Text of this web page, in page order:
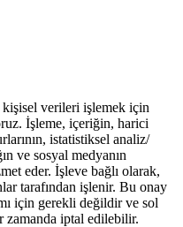
verileri işlemek için
İşleme, içeriğin, harici
istatistiksel analiz/
ve sosyal medyanın
eder. İşleve bağlı olarak,
tarafından işlenir. Bu onay
için gerekli değildir ve sol
zamanda iptal edilebilir.